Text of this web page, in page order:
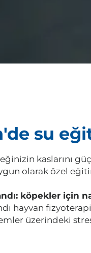
su
kaslarını
olarak özel
köpekler için
hayvan
üzerindeki